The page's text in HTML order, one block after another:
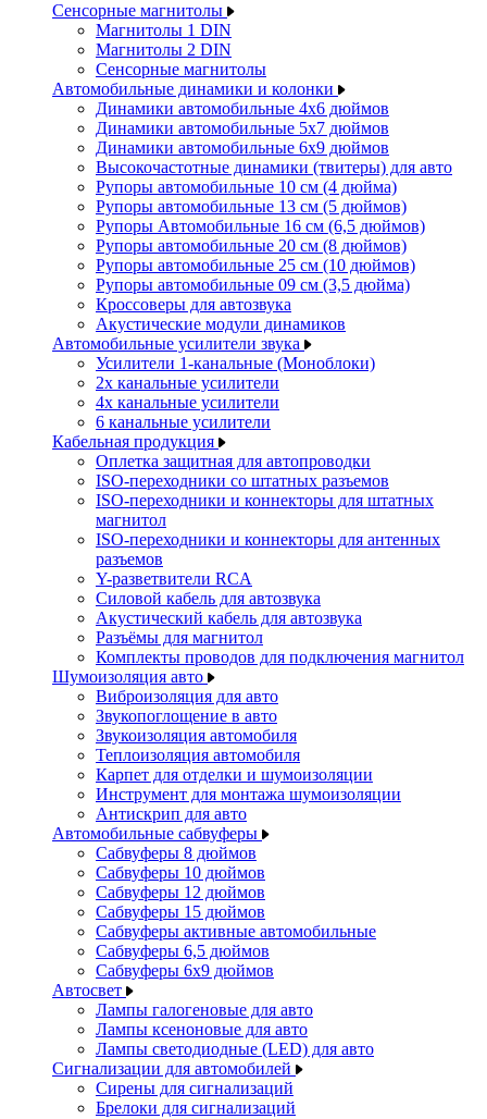
Сенсорные магнитолы
Магнитолы 1 DIN
Магнитолы 2 DIN
Сенсорные магнитолы
Автомобильные динамики и колонки
Динамики автомобильные 4x6 дюймов
Динамики автомобильные 5x7 дюймов
Динамики автомобильные 6x9 дюймов
Высокочастотные динамики (твитеры) для авто
Рупоры автомобильные 10 см (4 дюйма)
Рупоры автомобильные 13 см (5 дюймов)
Рупоры Автомобильные 16 см (6,5 дюймов)
Рупоры автомобильные 20 см (8 дюймов)
Рупоры автомобильные 25 см (10 дюймов)
Рупоры автомобильные 09 см (3,5 дюйма)
Кроссоверы для автозвука
Акустические модули динамиков
Автомобильные усилители звука
Усилители 1-канальные (Моноблоки)
2х канальные усилители
4х канальные усилители
6 канальные усилители
Кабельная продукция
Оплетка защитная для автопроводки
ISO-переходники со штатных разъемов
ISO-переходники и коннекторы для штатных
магнитол
ISO-переходники и коннекторы для антенных
разъемов
Y-разветвители RCA
Силовой кабель для автозвука
Акустический кабель для автозвука
Разъёмы для магнитол
Комплекты проводов для подключения магнитол
Шумоизоляция авто
Виброизоляция для авто
Звукопоглощение в авто
Звукоизоляция автомобиля
Теплоизоляция автомобиля
Карпет для отделки и шумоизоляции
Инструмент для монтажа шумоизоляции
Антискрип для авто
Автомобильные сабвуферы
Сабвуферы 8 дюймов
Сабвуферы 10 дюймов
Сабвуферы 12 дюймов
Сабвуферы 15 дюймов
Сабвуферы активные автомобильные
Сабвуферы 6,5 дюймов
Сабвуферы 6x9 дюймов
Автосвет
Лампы галогеновые для авто
Лампы ксеноновые для авто
Лампы светодиодные (LED) для авто
Сигнализации для автомобилей
Сирены для сигнализаций
Брелоки для сигнализаций